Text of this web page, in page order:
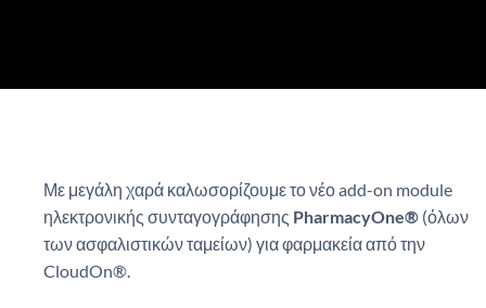
Με μεγάλη χαρά καλωσορίζουμε το νέο add-on module
ηλεκτρονικής συνταγογράφησης PharmacyOne® (όλων
των ασφαλιστικών ταμείων) για φαρμακεία από την
CloudOn®.